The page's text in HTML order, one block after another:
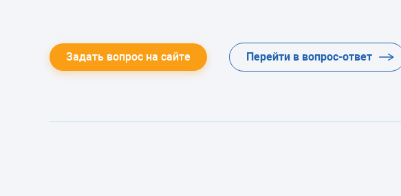
Задать вопрос на сайте Перейти в вопрос-ответ